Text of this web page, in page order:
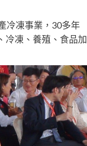
冷凍事業，30多年
冷凍、養殖、食品加